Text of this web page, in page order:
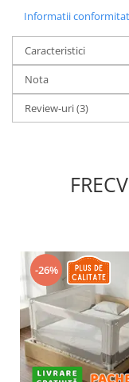
Informatii
Caracteristici
Nota
Review-uri(3)
-26%